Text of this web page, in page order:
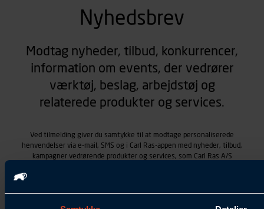
Nyhedsbrev
Modtag nyheder, tilbud, konkurrencer,
information om events, der vedrører
værktøj, beslag, arbejdstøj og
relaterede produkter og services.
Ved tilmelding giver du samtykke til at modtage personaliserede
henvendelser via e-mail, SMS og i Carl Ras-appen med nyheder, tilbud,
kampagner vedrørende produkter og services, som Carl Ras A/S